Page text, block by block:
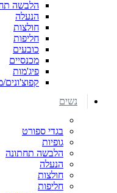
הלבשה
הנעלה
חולצות
חליפות
כובעים
מכנסיים
פיג'מות
נשים
בגדי ספורט
גופיות
הלבשה תחתונה
הנעלה
חולצות
חליפות